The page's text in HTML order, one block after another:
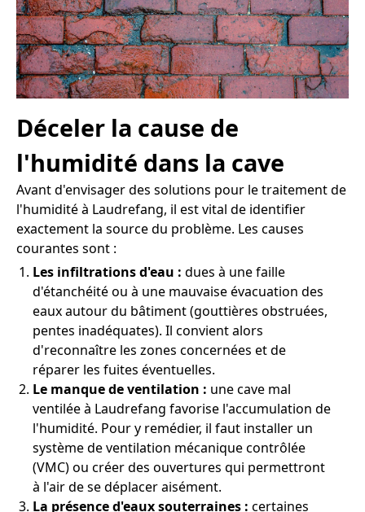
Déceler la cause de
l'humidité dans la cave
Avant d'envisager des solutions pour le traitement de
l'humidité à Laudrefang, il est vital de identifier
exactement la source du problème. Les causes
courantes sont :
Les infiltrations d'eau : dues à une faille
d'étanchéité ou à une mauvaise évacuation des
eaux autour du bâtiment (gouttières obstruées,
pentes inadéquates). Il convient alors
d'reconnaître les zones concernées et de
réparer les fuites éventuelles.
Le manque de ventilation : une cave mal
ventilée à Laudrefang favorise l'accumulation de
l'humidité. Pour y remédier, il faut installer un
système de ventilation mécanique contrôlée
(VMC) ou créer des ouvertures qui permettront
à l'air de se déplacer aisément.
La présence d'eaux souterraines : certaines